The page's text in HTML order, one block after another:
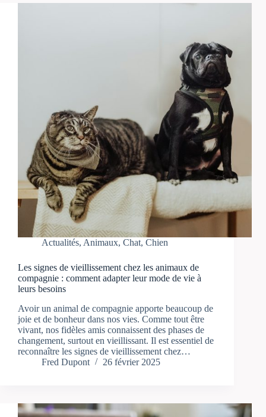
Actualités, Animaux, Chat, Chien
Les signes de vieillissement chez les animaux de
compagnie : comment adapter leur mode de vie à
leurs besoins
Avoir un animal de compagnie apporte beaucoup de
joie et de bonheur dans nos vies. Comme tout être
vivant, nos fidèles amis connaissent des phases de
changement, surtout en vieillissant. Il est essentiel de
reconnaître les signes de vieillissement chez…
Fred Dupont
26 février 2025